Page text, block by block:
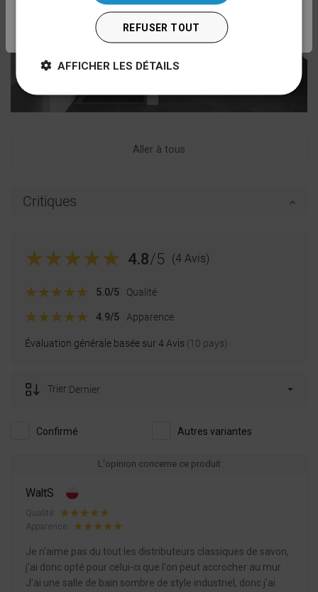
Aller à tous
Critiques
4.8/5 (4 Avis)
Évaluation générale basée sur 4 Avis (10 pays)
5.0/5 Qualité
4.9/5 Apparence
Confirmé Autres variantes
Trier:Dernier
L'opinion concerne ce produit
WaltS
Qualité:
Apparence:
Je n'aime pas du tout les distributeurs classiques de savon,
j'ai donc opté pour celui-ci que l'on peut accrocher au mur.
J'ai une salle de bain sombre de style industriel, donc j'ai
BULGARIAN
REFUSER TOUT
AFFICHER LES DÉTAILS